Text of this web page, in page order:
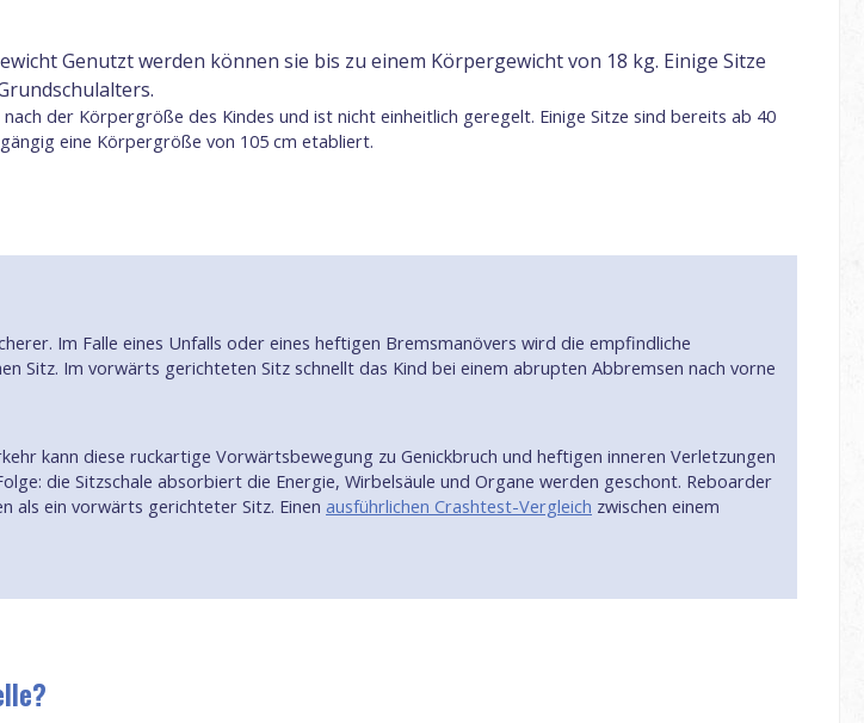
Genutzt werden können sie bis zu einem Körpergewicht von 18 kg. Einige Sitze
der Körpergröße des Kindes und ist nicht einheitlich geregelt. Einige Sitze sind bereits ab 40
eine Körpergröße von 105 cm etabliert.
Im Falle eines Unfalls oder eines heftigen Bremsmanövers wird die empfindliche
Sitz. Im vorwärts gerichteten Sitz schnellt das Kind bei einem abrupten Abbremsen nach vorne
kann diese ruckartige Vorwärtsbewegung zu Genickbruch und heftigen inneren Verletzungen
die Sitzschale absorbiert die Energie, Wirbelsäule und Organe werden geschont. Reboarder
als ein vorwärts gerichteter Sitz. Einen ausführlichen Crashtest-Vergleich zwischen einem